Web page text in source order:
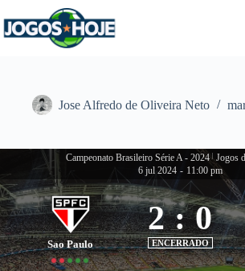
para
o
Jose Alfredo de Oliveira Neto
Campeonato Brasileiro Série A - 2024 Jogos
6 jul 2024 - 11:00 pm
Sao Paulo
2 : 0
ENCERRADO